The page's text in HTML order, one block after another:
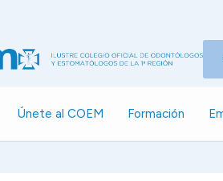
Únete al COEM Formación